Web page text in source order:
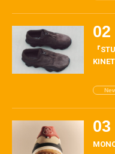
『